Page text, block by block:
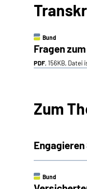
Bund
Fragen
PDF, 156KB,
Zum
Bund